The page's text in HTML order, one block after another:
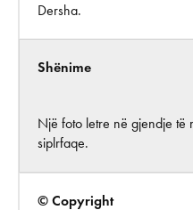
Dersha.
Shënime
Një foto letre në gjendje të
siplrfaqe.
© Copyright